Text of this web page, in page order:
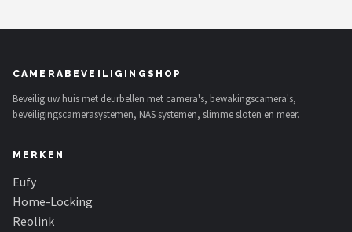
CAMERABEVEILIGINGSHOP
Beveilig uw huis met deurbellen met camera's, bewakingscamera's,
beveiligingscamerasystemen, NAS systemen, slimme sloten en meer.
MERKEN
Eufy
Home-Locking
Reolink